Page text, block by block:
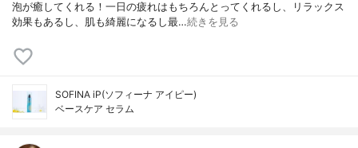
泡が癒してくれる！一日の疲れはもちろんとってくれるし、リラックス
効果もあるし、肌も綺麗になるし最…続きを見る
SOFINA iP(ソフィーナ アイピー)
ベースケア セラム